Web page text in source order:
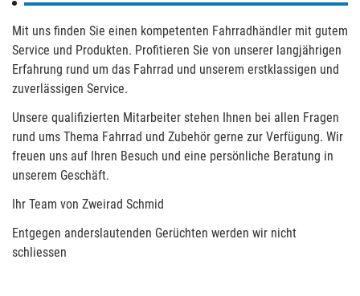
Mit uns finden Sie einen kompetenten Fahrradhändler mit gutem
Service und Produkten. Profitieren Sie von unserer langjährigen
Erfahrung rund um das Fahrrad und unserem erstklassigen und
zuverlässigen Service.
Unsere qualifizierten Mitarbeiter stehen Ihnen bei allen Fragen
rund ums Thema Fahrrad und Zubehör gerne zur Verfügung. Wir
freuen uns auf Ihren Besuch und eine persönliche Beratung in
unserem Geschäft.
Ihr Team von Zweirad Schmid
Entgegen anderslautenden Gerüchten werden wir nicht
schliessen